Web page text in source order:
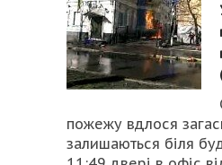
пожежу вдлося
залишаються біля